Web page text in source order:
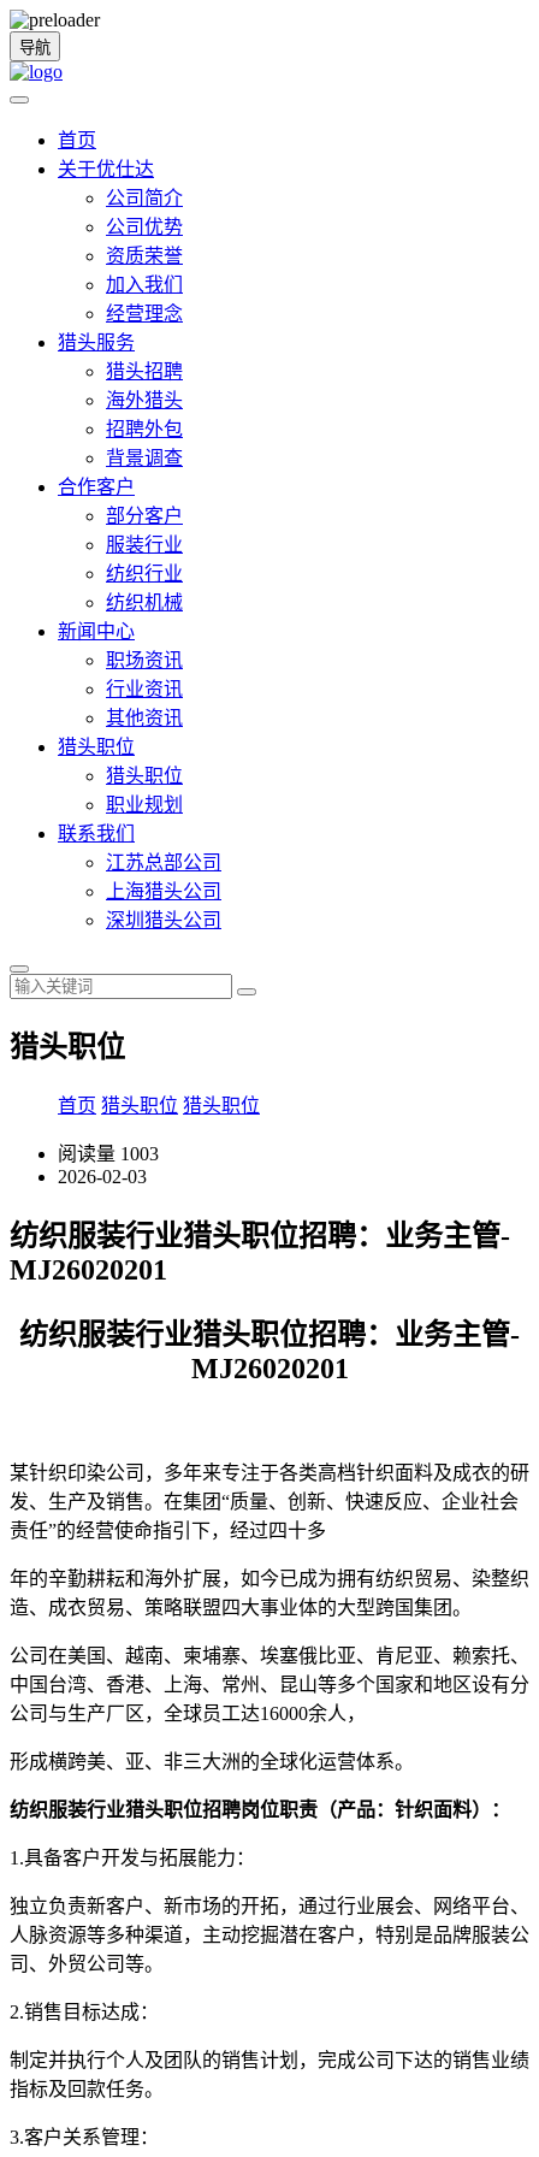
导航
首页
关于优仕达
公司简介
公司优势
资质荣誉
加入我们
经营理念
猎头服务
猎头招聘
海外猎头
招聘外包
背景调查
合作客户
部分客户
服装行业
纺织行业
纺织机械
新闻中心
职场资讯
行业资讯
其他资讯
猎头职位
猎头职位
职业规划
联系我们
江苏总部公司
上海猎头公司
深圳猎头公司
猎头职位
首页 猎头职位 猎头职位
阅读量 1003
2026-02-03
纺织服装行业猎头职位招聘：业务主管-
MJ26020201
纺织服装行业猎头职位招聘：业务主管-
MJ26020201
某针织印染公司，多年来专注于各类高档针织面料及成衣的研
发、生产及销售。在集团“质量、创新、快速反应、企业社会
责任”的经营使命指引下，经过四十多
年的辛勤耕耘和海外扩展，如今已成为拥有纺织贸易、染整织
造、成衣贸易、策略联盟四大事业体的大型跨国集团。
公司在美国、越南、柬埔寨、埃塞俄比亚、肯尼亚、赖索托、
中国台湾、香港、上海、常州、昆山等多个国家和地区设有分
公司与生产厂区，全球员工达16000余人，
形成横跨美、亚、非三大洲的全球化运营体系。
纺织服装行业猎头职位招聘岗位职责（产品：针织面料）：
1.具备客户开发与拓展能力：
独立负责新客户、新市场的开拓，通过行业展会、网络平台、
人脉资源等多种渠道，主动挖掘潜在客户，特别是品牌服装公
司、外贸公司等。
2.销售目标达成：
制定并执行个人及团队的销售计划，完成公司下达的销售业绩
指标及回款任务。
3.客户关系管理：